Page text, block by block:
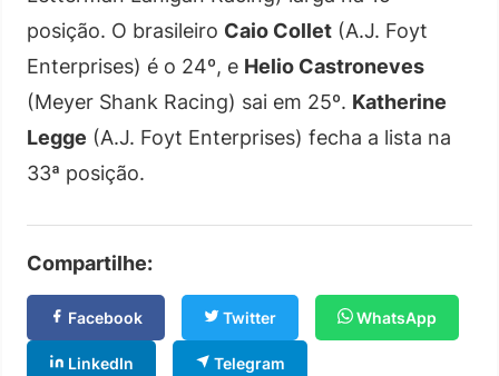
posição. O brasileiro Caio Collet (A.J. Foyt
Enterprises) é o 24º, e Helio Castroneves
(Meyer Shank Racing) sai em 25º. Katherine
Legge (A.J. Foyt Enterprises) fecha a lista na
33ª posição.
Compartilhe:
Facebook Twitter WhatsApp
LinkedIn Telegram